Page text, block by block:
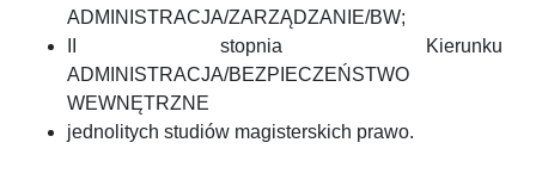
ADMINISTRACJA/ZARZĄDZANIE/BW;
II stopnia Kierunku
ADMINISTRACJA/BEZPIECZEŃSTWO
WEWNĘTRZNE
jednolitych studiów magisterskich prawo.